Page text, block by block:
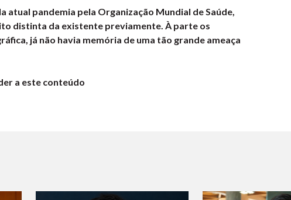
atual pandemia pela Organização Mundial de Saúde,
distinta da existente previamente. À parte os
já não havia memória de uma tão grande ameaça
a este conteúdo